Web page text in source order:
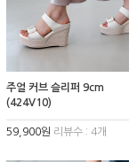
주얼 커브 슬리퍼 9cm
(424V10)
59,900원 리뷰수 : 4개